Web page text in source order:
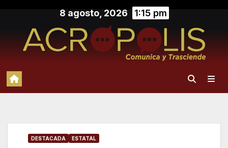
contenido
8 agosto, 2026 1:15 pm
DESTACADA ESTATAL